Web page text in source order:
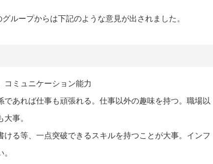
ループからは下記のような意見が出されました。
コミュニケーション能力
であれば仕事も頑張れる。仕事以外の趣味を持つ。職場以
事。
ける等、一点突破できるスキルを持つことが大事。インフ